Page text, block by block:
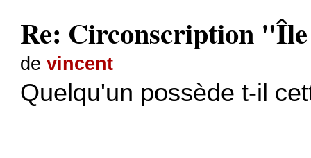
Re: Circonscription
devincent
Quelqu'un possède t-il